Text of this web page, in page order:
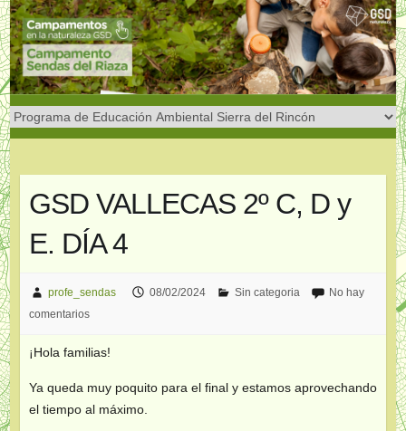
Saltar
al
contenido
GSD VALLECAS 2º C, D y
E. DÍA 4
profe_sendas 08/02/2024 Sin categoria
No hay
comentarios
¡Hola familias!
Ya queda muy poquito para el final y estamos aprovechando
el tiempo al máximo.